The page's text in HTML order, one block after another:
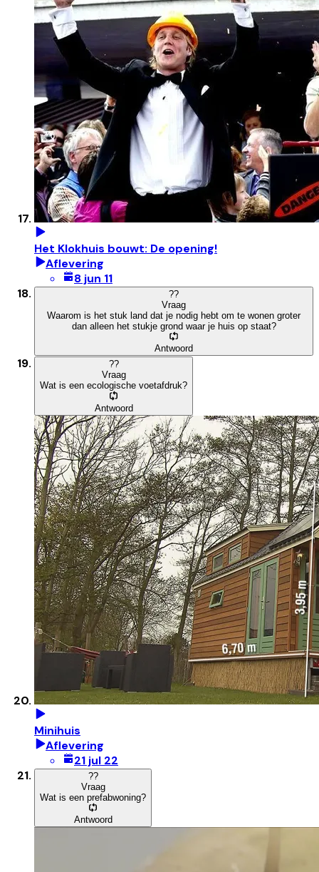
Het Klokhuis bouwt: De opening!
Aflevering
8 jun 11
??
Vraag
Waarom is het stuk land dat je nodig hebt om te wonen groter
dan alleen het stukje grond waar je huis op staat?
Antwoord
??
Vraag
Wat is een ecologische voetafdruk?
Antwoord
Minihuis
Aflevering
21 jul 22
??
Vraag
Wat is een prefabwoning?
Antwoord